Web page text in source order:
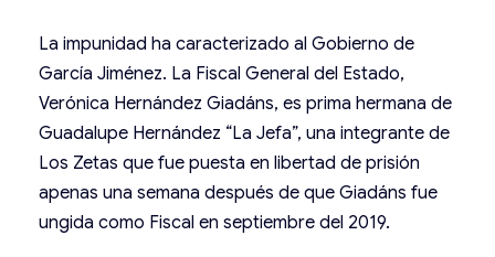
La impunidad ha caracterizado al Gobierno de
García Jiménez. La Fiscal General del Estado,
Verónica Hernández Giadáns, es prima hermana de
Guadalupe Hernández “La Jefa”, una integrante de
Los Zetas que fue puesta en libertad de prisión
apenas una semana después de que Giadáns fue
ungida como Fiscal en septiembre del 2019.